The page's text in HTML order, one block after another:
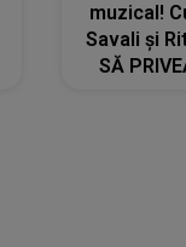
muzical!
Savali și
SĂ